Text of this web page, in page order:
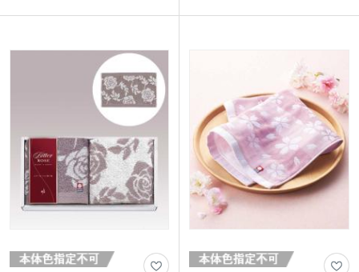
ると可愛さも相まって注目度バツグンで
め。小さなお子さまにも喜ばれるアイテ
トな箱入りで持ち運びしやすく、軽量な